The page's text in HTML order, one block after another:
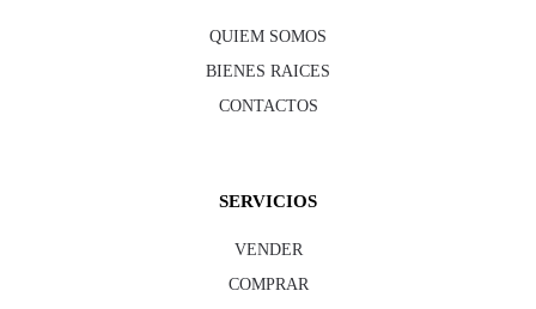
QUIEM SOMOS
BIENES RAICES
CONTACTOS
SERVICIOS
VENDER
COMPRAR